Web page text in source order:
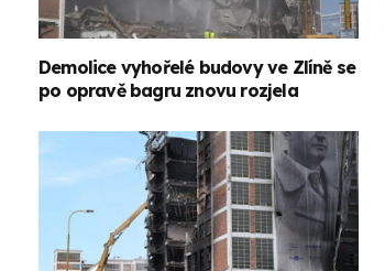
Demolice vyhořelé budovy ve Zlíně se
po opravě bagru znovu rozjela